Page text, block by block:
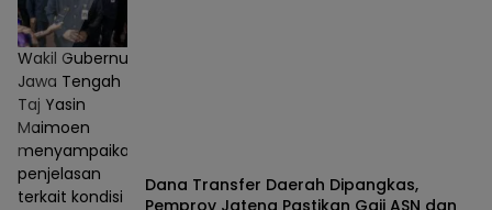
Wakil Gubernur
Jawa Tengah
Taj Yasin
Maimoen
menyampaikan
penjelasan
terkait kondisi
Dana Transfer Daerah Dipangkas,
Pemprov Jateng Pastikan Gaji ASN dan